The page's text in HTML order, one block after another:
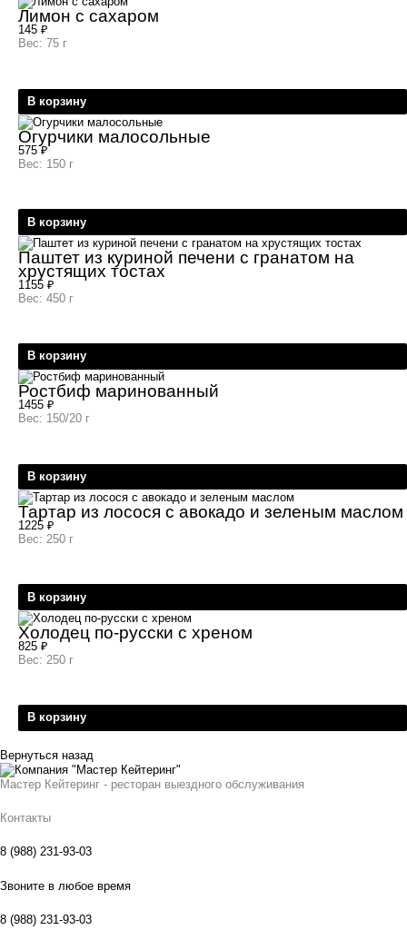
Лимон с сахаром
145 ₽
Вес: 75 г
В корзину
Огурчики малосольные
575₽
Вес: 150 г
В корзину
Паштет из куриной печени с гранатом на
хрустящих тостах
1155 ₽
Вес: 450 г
В корзину
Ростбиф маринованный
1455 ₽
Вес: 150/20 г
В корзину
Тартар из лосося с авокадо и зеленым маслом
1225 ₽
Вес: 250 г
В корзину
Холодец по-русски с хреном
825 ₽
Вес: 250 г
В корзину
Вернуться назад
Мастер Кейтеринг - ресторан выездного обслуживания
Контакты
8 (988) 231-93-03
Звоните в любое время
8 (988) 231-93-03